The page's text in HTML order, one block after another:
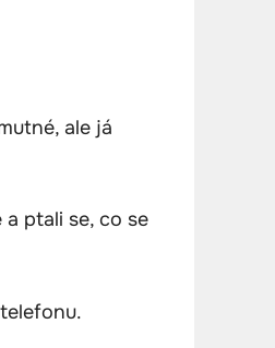
ale já
a ptali se, co se